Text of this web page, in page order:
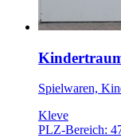
Spielwaren,
Kleve
PLZ-Bereich: